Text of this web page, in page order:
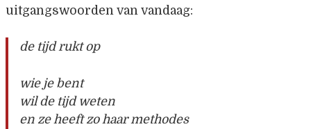
uitgangswoorden van vandaag:
de tijd rukt op
wie je bent
wil de tijd weten
en ze heeft zo haar methodes